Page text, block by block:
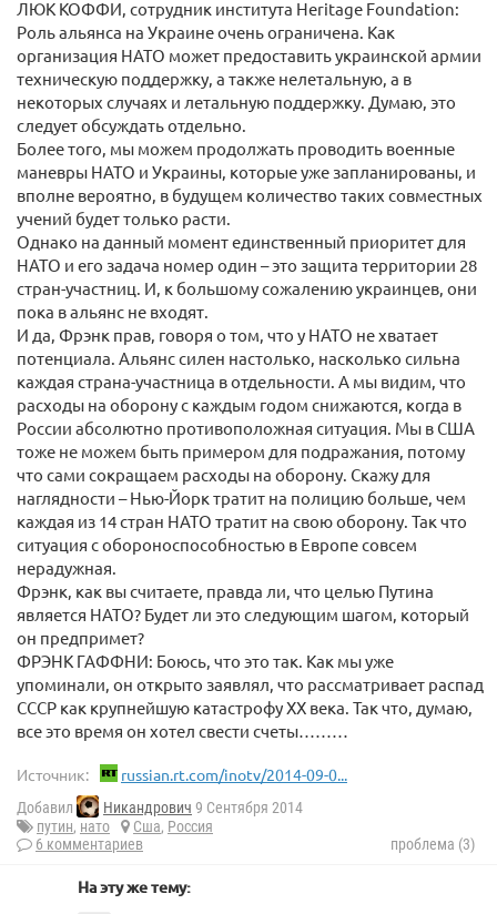
ЛЮК КОФФИ, сотрудник института Heritage Foundation:
Роль альянса на Украине очень ограничена. Как
организация НАТО может предоставить украинской армии
техническую поддержку, а также нелетальную, а в
некоторых случаях и летальную поддержку. Думаю, это
следует обсуждать отдельно.
Более того, мы можем продолжать проводить военные
маневры НАТО и Украины, которые уже запланированы, и
вполне вероятно, в будущем количество таких совместных
учений будет только расти.
Однако на данный момент единственный приоритет для
НАТО и его задача номер один – это защита территории 28
стран-участниц. И, к большому сожалению украинцев, они
пока в альянс не входят.
И да, Фрэнк прав, говоря о том, что у НАТО не хватает
потенциала. Альянс силен настолько, насколько сильна
каждая страна-участница в отдельности. А мы видим, что
расходы на оборону с каждым годом снижаются, когда в
России абсолютно противоположная ситуация. Мы в США
тоже не можем быть примером для подражания, потому
что сами сокращаем расходы на оборону. Скажу для
наглядности – Нью-Йорк тратит на полицию больше, чем
каждая из 14 стран НАТО тратит на свою оборону. Так что
ситуация с обороноспособностью в Европе совсем
нерадужная.
Фрэнк, как вы считаете, правда ли, что целью Путина
является НАТО? Будет ли это следующим шагом, который
он предпримет?
ФРЭНК ГАФФНИ: Боюсь, что это так. Как мы уже
упоминали, он открыто заявлял, что рассматривает распад
СССР как крупнейшую катастрофу XX века. Так что, думаю,
все это время он хотел свести счеты………
Источник: russian.rt.com/inotv/2014-09-0...
Добавил Никандрович 9 Сентября 2014
путин, нато Сша, Россия
6 комментариев
проблема (3)
На эту же тему: